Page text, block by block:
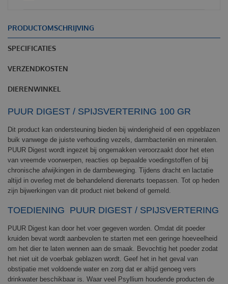
PRODUCTOMSCHRIJVING
SPECIFICATIES
VERZENDKOSTEN
DIERENWINKEL
PUUR DIGEST / SPIJSVERTERING 100 GR
Dit product kan ondersteuning bieden bij winderigheid of een opgeblazen
buik vanwege de juiste verhouding vezels, darmbacteriën en mineralen.
PUUR Digest wordt ingezet bij ongemakken veroorzaakt door het eten
van vreemde voorwerpen, reacties op bepaalde voedingstoffen of bij
chronische afwijkingen in de darmbeweging. Tijdens dracht en lactatie
altijd in overleg met de behandelend dierenarts toepassen. Tot op heden
zijn bijwerkingen van dit product niet bekend of gemeld.
TOEDIENING PUUR DIGEST / SPIJSVERTERING
PUUR Digest kan door het voer gegeven worden. Omdat dit poeder
kruiden bevat wordt aanbevolen te starten met een geringe hoeveelheid
om het dier te laten wennen aan de smaak. Bevochtig het poeder zodat
het niet uit de voerbak geblazen wordt. Geef het in het geval van
obstipatie met voldoende water en zorg dat er altijd genoeg vers
drinkwater beschikbaar is. Waar veel Psyllium houdende producten de